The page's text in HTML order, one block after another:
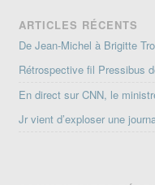
ARTICLES RÉCENTS
De Jean-Michel à Brigitte
Rétrospective fil Pressibus
En direct sur CNN, le
Jr vient d’exploser une